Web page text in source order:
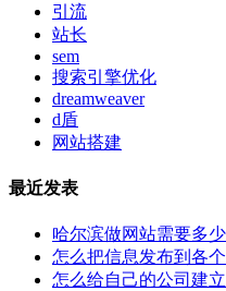
引流
站长
sem
搜索引擎优化
dreamweaver
d盾
网站搭建
最近发表
哈尔滨做网站需要多
怎么把信息发布到各
怎么给自己的公司建